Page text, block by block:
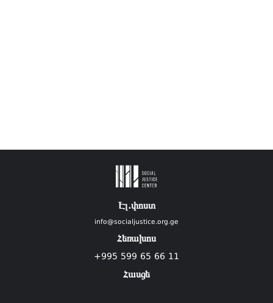
Էլ.փոստ
info@socialjustice.org.ge
Հեռախոս
+995 599 65 66 11
Հասցե